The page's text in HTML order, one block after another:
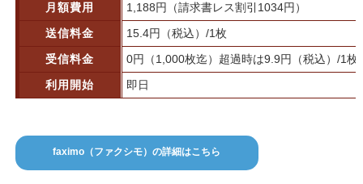
月額費用
1,188円（請求書レス割引1034円）
送信料金
15.4円（税込）/1枚
受信料金
0円（1,000枚迄）超過時は9.9円（税込）/1枚
利用開始
即日
faximo（ファクシモ）の詳細はこちら